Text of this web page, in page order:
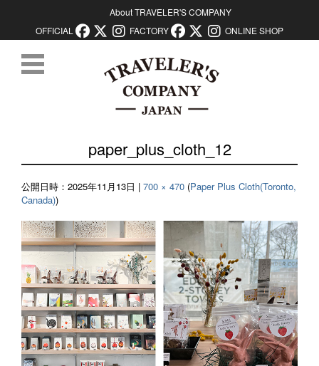
About TRAVELER'S COMPANY
OFFICIAL
FACTORY ONLINE SHOP
paper_plus_cloth_12
公開日時： 2025年11月13日 | 700 × 470 (Paper Plus Cloth(Toronto,
Canada))